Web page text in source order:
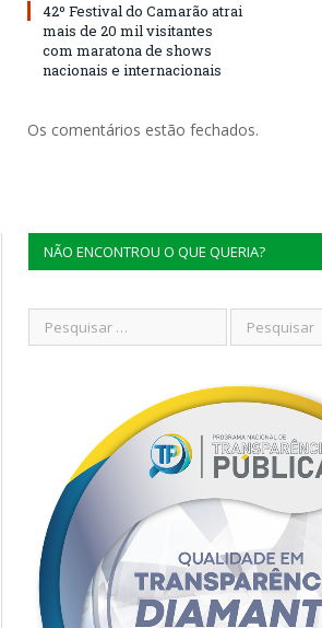
42º Festival do Camarão atrai
mais de 20 mil visitantes
com maratona de shows
nacionais e internacionais
Os comentários estão fechados.
NÃO ENCONTROU O QUE QUERIA?